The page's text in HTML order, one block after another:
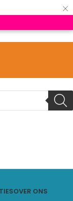
×
OVER ONS